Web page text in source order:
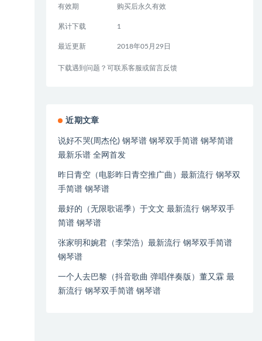
有效期 购买后永久有效
累计下载 1
最近更新 2018年05月29日
下载遇到问题？可联系客服或留言反馈
近期文章
说好不哭(周杰伦) 钢琴谱 钢琴双手简谱 钢琴简谱
最新乐谱 全网首发
昨日青空（电影昨日青空推广曲）最新流行 钢琴双
手简谱 钢琴谱
最好的（无限歌谣季）于文文 最新流行 钢琴双手
简谱 钢琴谱
张家明和婉君（李荣浩）最新流行 钢琴双手简谱
钢琴谱
一个人去巴黎（抖音歌曲 弹唱伴奏版）董又霖 最
新流行 钢琴双手简谱 钢琴谱